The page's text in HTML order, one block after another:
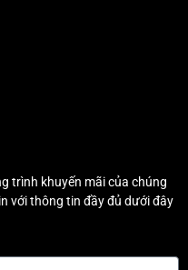
trình khuyến mãi của chúng
với thông tin đầy đủ dưới đây